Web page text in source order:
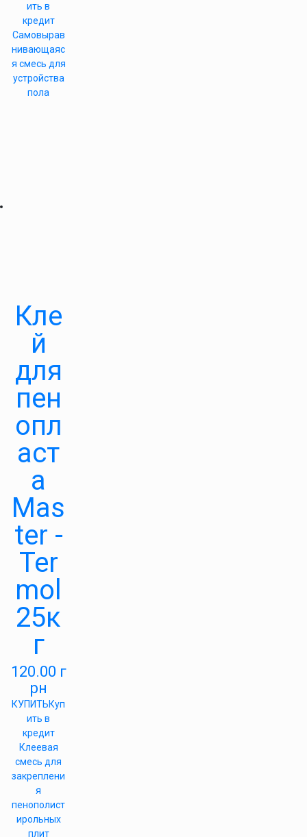
ить в
кредит
Самовырав
нивающаяс
я смесь для
устройства
пола
Кле
й
для
пен
опл
аст
а
Mas
ter -
Ter
mol
25к
г
120.00 г
рн
КУПИТЬКуп
ить в
кредит
Клеевая
смесь для
закреплени
я
пенополист
ирольных
плит